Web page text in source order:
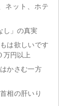
ネット、ホテ
し」の真実
は欲しいです
万円以上
かさむ一方
相の肝いり